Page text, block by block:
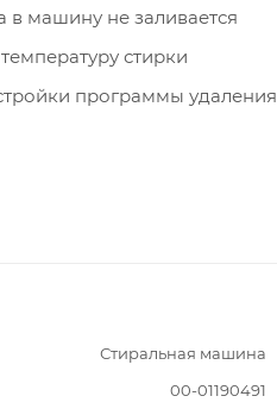
машину не заливается
стирки
программы удаления
Стиральная машина
00-01190491